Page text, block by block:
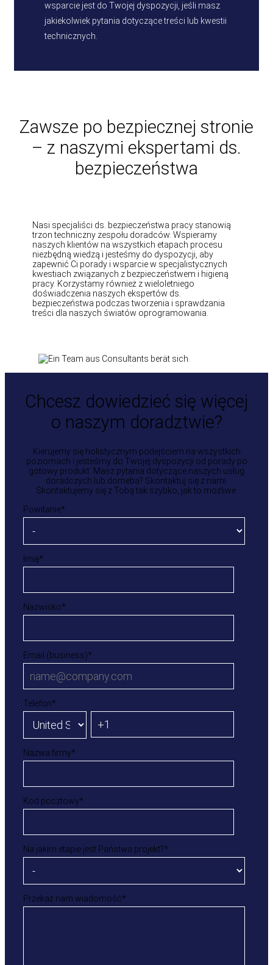
wsparcie jest do Twojej dyspozycji, jeśli masz
jakiekolwiek pytania dotyczące treści lub kwestii
technicznych.
Zawsze po bezpiecznej stronie
– z naszymi ekspertami ds.
bezpieczeństwa
Nasi specjaliści ds. bezpieczeństwa pracy stanowią
trzon techniczny zespołu doradców. Wspieramy
naszych klientów na wszystkich etapach procesu
niezbędną wiedzą i jesteśmy do dyspozycji, aby
zapewnić Ci porady i wsparcie w specjalistycznych
kwestiach związanych z bezpieczeństwem i higieną
pracy. Korzystamy również z wieloletniego
doświadczenia naszych ekspertów ds.
bezpieczeństwa podczas tworzenia i sprawdzania
treści dla naszych światów oprogramowania.
Chcesz dowiedzieć się więcej
o naszym doradztwie?
Kierujemy się holistycznym podejściem na wszystkich
poziomach i jesteśmy do Twojej dyspozycji od porady po
gotowy produkt. Masz pytania dotyczące naszych usług
doradczych lub domeba? Skontaktuj się z nami.
Skontaktujemy się z Tobą tak szybko, jak to możliwe.
Powitanie*
Imię*
Nazwisko*
Email (business)*
Telefon*
Nazwa firmy*
Kod pocztowy*
Na jakim etapie jest Państwa projekt?*
Przekaż nam wiadomość*